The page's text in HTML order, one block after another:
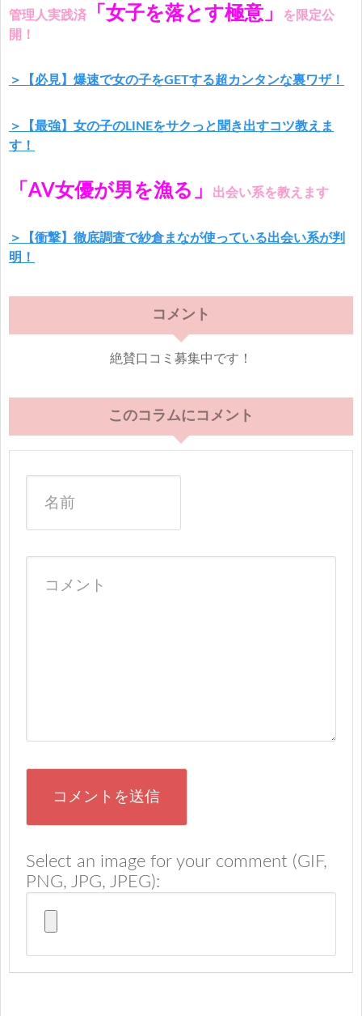
管理人実践済 「女子を落とす極意」
を限定公
開！
＞【必見】爆速で女の子をGETする超カンタンな裏ワザ！
＞【最強】女の子のLINEをサクっと聞き出すコツ教えま
す！
「AV女優が男を漁る」 出会い系を教えます
＞【衝撃】徹底調査で紗倉まなが使っている出会い系が判
明！
コメント
絶賛口コミ募集中です！
このコラムにコメント
Select an image for your comment (GIF,
PNG, JPG, JPEG):